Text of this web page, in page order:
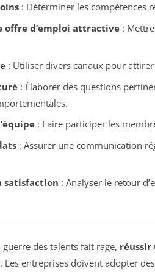
: Déterminer les compétences
offre d’emploi attractive: Mettre
: Utiliser divers canaux pour
: Élaborer des questions
: Faire participer les
: Assurer une communication
satisfaction : Analyser le retour
des talents fait rage, réussir
Les entreprises doivent adopter des